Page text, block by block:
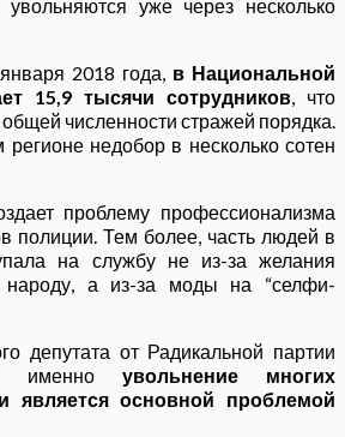
уже через несколько
2018 года, в Национальной
15,9 тысячи сотрудников, что
общей численности стражей порядка.
недобор в несколько сотен
проблему профессионализма
полиции. Тем более, часть людей в
на службу не из-за желания
народу, а из-за моды на “селфи-
депутата от Радикальной партии
именно увольнение многих
является основной проблемой